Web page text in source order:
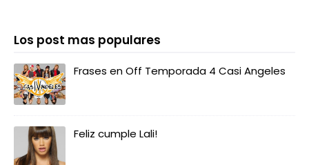
Los post mas populares
Frases en Off Temporada 4 Casi Angeles
Feliz cumple Lali!